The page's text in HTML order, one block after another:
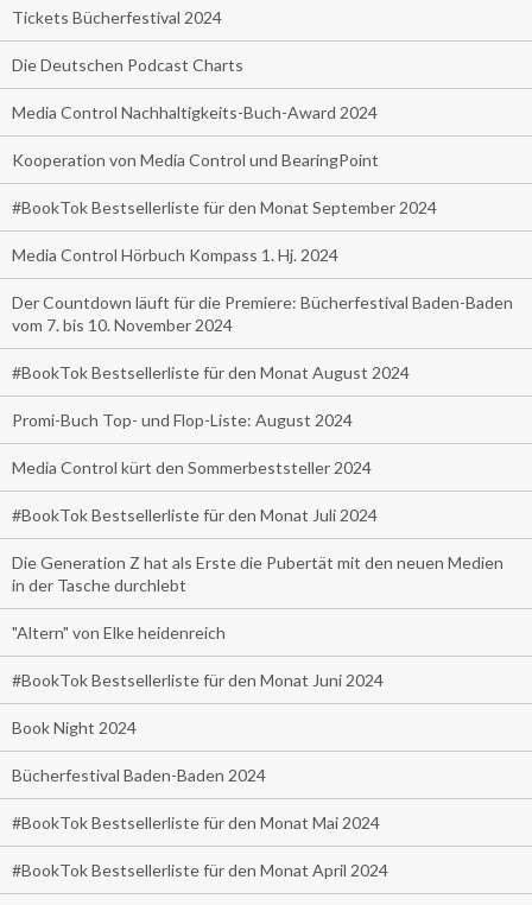
Tickets Bücherfestival 2024
Die Deutschen Podcast Charts
Media Control Nachhaltigkeits-Buch-Award 2024
Kooperation von Media Control und BearingPoint
#BookTok Bestsellerliste für den Monat September 2024
Media Control Hörbuch Kompass 1. Hj. 2024
Der Countdown läuft für die Premiere: Bücherfestival Baden-Baden
vom 7. bis 10. November 2024
#BookTok Bestsellerliste für den Monat August 2024
Promi-Buch Top- und Flop-Liste: August 2024
Media Control kürt den Sommerbeststeller 2024
#BookTok Bestsellerliste für den Monat Juli 2024
Die Generation Z hat als Erste die Pubertät mit den neuen Medien
in der Tasche durchlebt
"Altern" von Elke heidenreich
#BookTok Bestsellerliste für den Monat Juni 2024
Book Night 2024
Bücherfestival Baden-Baden 2024
#BookTok Bestsellerliste für den Monat Mai 2024
#BookTok Bestsellerliste für den Monat April 2024